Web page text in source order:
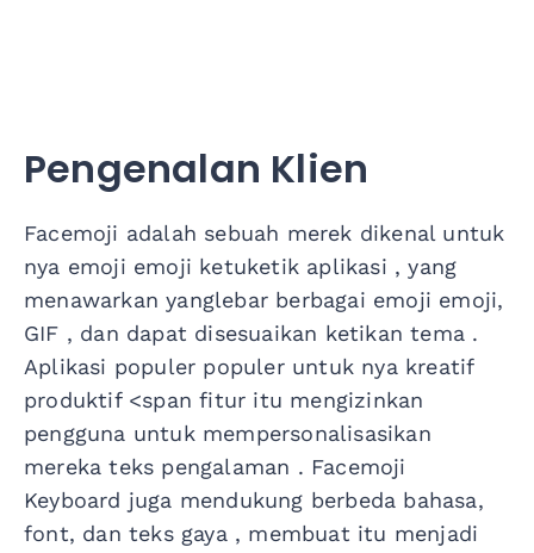
Pengenalan Klien
Facemoji adalah sebuah merek dikenal untuk
nya emoji emoji ketuketik aplikasi ,yang
menawarkan yanglebar berbagai emoji emoji,
GIF , dan dapat disesuaikan ketikantema .
Aplikasi populer populer untuk nya kreatif
produktif <spanfitur itu mengizinkan
pengguna untuk mempersonalisasikan
mereka teks pengalaman . Facemoji
Keyboard juga mendukung berbeda bahasa,
font, danteks gaya , membuat itu menjadi